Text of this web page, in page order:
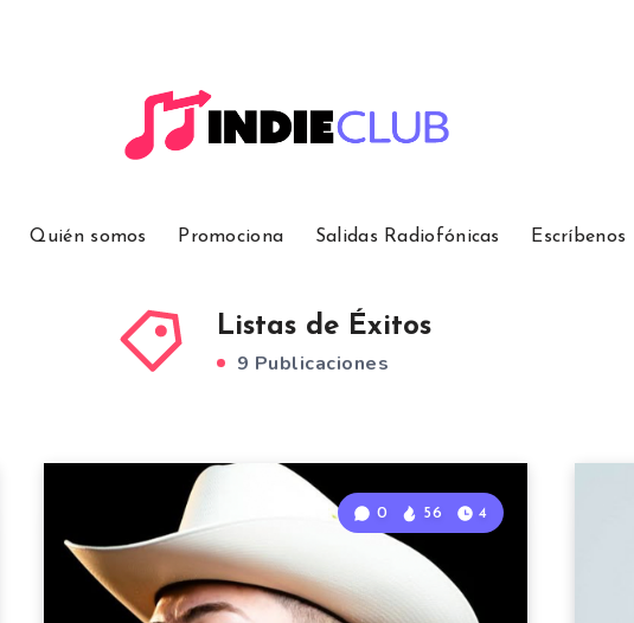
Quién somos Promociona Salidas Radiofónicas Escríbenos
Listas de Éxitos
9 Publicaciones
0 56 4